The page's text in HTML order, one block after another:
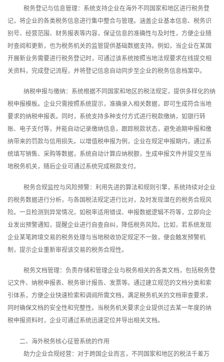
税务登记与信息管理：系统支持企业在海外不同国家和地区进行税务登
记，将企业的各类税务信息进行集中整合与管理。涵盖企业基本信息、税务识
别号、经营范围、财务报表等内容，保证信息的准确性与及时性，方便企业随
时查阅和更新，也为税务机关的监管提供基础数据支持。例如，当企业在某国
开展新业务需要进行税务登记时，可通过该系统按照当地法规要求在线提交相
关资料，完成登记流程，并将登记信息自动同步至企业的税务信息档案中。
纳税申报与缴纳：系统根据不同国家和地区的税法规定，提供多样化的纳
税申报模板。企业只需按照系统提示，准确录入相关数据，即可生成符合当地
要求的纳税申报表。同时，系统支持多种支付方式进行税款缴纳，如银行转
账、电子支付等，并能自动记录缴纳信息，跟踪税款状态，避免逾期申报和缴
纳带来的罚款与信用损失。以增值税申报为例，企业在规定申报期内，通过系
统填写销售、采购等数据，系统自动计算应纳税额，生成申报文件并提交至当
地税务机关，随后企业可通过系统完成税款支付。
税务合规监控与风险预警：利用先进的算法和规则引擎，系统持续对企业
的税务数据进行分析，与各国税法规定进行比对，及时发现潜在的税务合规风
险。一旦检测到异常情况，如税率适用错误、申报数据逻辑不符等，立即向企
业发出预警通知，提醒企业进行自查自纠，降低税务风险。比如，若系统发现
企业某笔跨境交易的税务处理与当地税收协定规定不一致，便会触发预警机
制，提示企业重新审视该交易的税务合规性。
税务文档管理：负责存储和管理企业与税务相关的各类文档，包括税务登
记文件、纳税申报表、税务审计报告、发票等。通过建立规范的文档分类和索
引体系，方便企业快速检索和调阅所需文档，满足税务机关的文档审查要求，
同时确保文档的安全性和完整性。当税务机关要求企业提供过去某一年度的纳
税申报资料时，企业可通过系统迅速定位并导出相关文档。
二、海外税务核心征管系统的作用
助力企业合规经营：对于跨国企业而言，不同国家和地区的税法千差万